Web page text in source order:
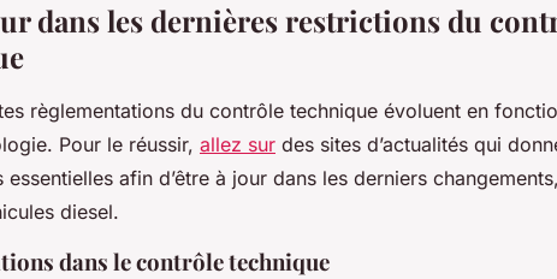
dans les dernières restrictions du
règlementations du contrôle technique évoluent en
Pour le réussir, allez sur des sites d’actualités qui
essentielles afin d’être à jour dans les derniers
diesel.
dans le contrôle technique